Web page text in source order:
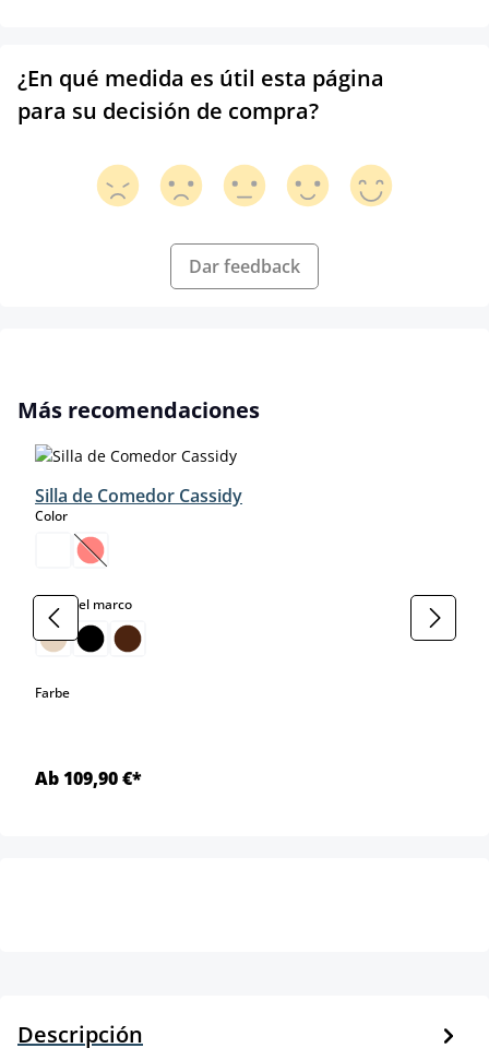
¿En qué medida es útil esta página
para su decisión de compra?
Dar feedback
Omitir la galería de productos
Más recomendaciones
Silla de Comedor Cassidy
Colorselect
(Esta opción no está disponible en este momento.)
Color del marcoselect
Farbeselect
Ab 109,90 €*
Descripción